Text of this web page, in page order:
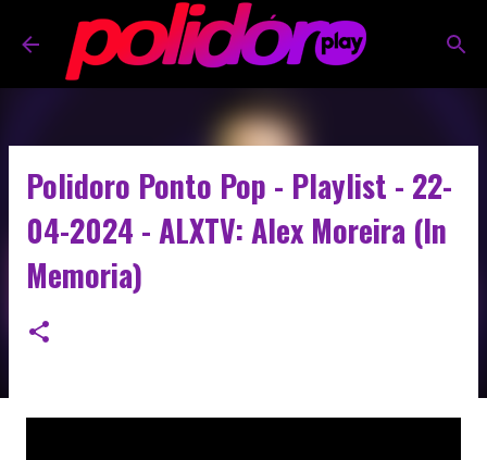
Pular para o conteúdo principal
Polidoro Ponto Pop - Playlist - 22-
04-2024 - ALXTV: Alex Moreira (In
Memoria)